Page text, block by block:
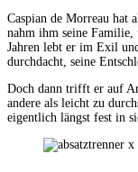
Caspian de Morreau hat
nahm ihm seine
Jahren lebt er im Exil
durchdacht, seine
Doch dann trifft er auf
andere als leicht zu
eigentlich längst fest in